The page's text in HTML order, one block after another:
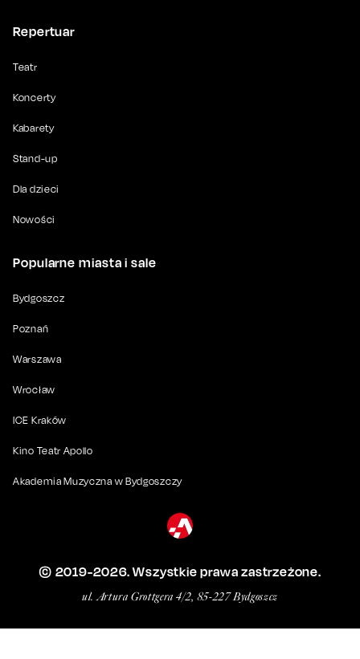
Repertuar
Teatr
Koncerty
Kabarety
Stand-up
Dla dzieci
Nowości
Popularne miasta i sale
Bydgoszcz
Poznań
Warszawa
Wrocław
ICE Kraków
Kino Teatr Apollo
Akademia Muzyczna w Bydgoszczy
© 2019-2026. Wszystkie prawa zastrzeżone.
ul. Artura Grottgera 4/2, 85-227 Bydgoszcz